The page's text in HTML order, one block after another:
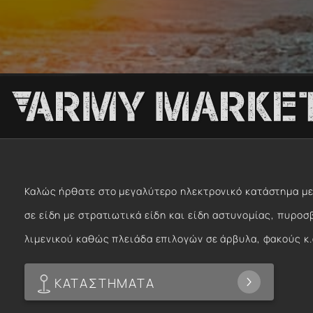
Καλώς ήρθατε στο μεγαλύτερο ηλεκτρονικό κατάστημα με
σε είδη με στρατιωτικά είδη και είδη αστυνομίας,
λιμενικού καθώς πλειάδα επιλογών σε άρβυλα, φακούς
ΚΑΤΑΣΤΗΜΑΤΑ